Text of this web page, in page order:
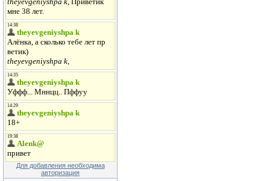
Для добавления необходима
авторизация